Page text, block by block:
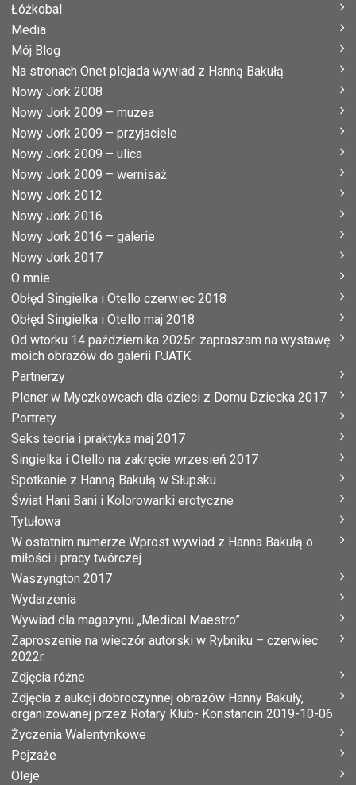
Łóżkobal
Media
Mój Blog
Na stronach Onet plejada wywiad z Hanną Bakułą
Nowy Jork 2008
Nowy Jork 2009 – muzea
Nowy Jork 2009 – przyjaciele
Nowy Jork 2009 – ulica
Nowy Jork 2009 – wernisaż
Nowy Jork 2012
Nowy Jork 2016
Nowy Jork 2016 – galerie
Nowy Jork 2017
O mnie
Obłęd Singielka i Otello czerwiec 2018
Obłęd Singielka i Otello maj 2018
Od wtorku 14 października 2025r. zapraszam na wystawę
moich obrazów do galerii PJATK
Partnerzy
Plener w Myczkowcach dla dzieci z Domu Dziecka 2017
Portrety
Seks teoria i praktyka maj 2017
Singielka i Otello na zakręcie wrzesień 2017
Spotkanie z Hanną Bakułą w Słupsku
Świat Hani Bani i Kolorowanki erotyczne
Tytułowa
W ostatnim numerze Wprost wywiad z Hanna Bakułą o
miłości i pracy twórczej
Waszyngton 2017
Wydarzenia
Wywiad dla magazynu „Medical Maestro”
Zaproszenie na wieczór autorski w Rybniku – czerwiec
2022r.
Zdjęcia różne
Zdjęcia z aukcji dobroczynnej obrazów Hanny Bakuły,
organizowanej przez Rotary Klub- Konstancin 2019-10-06
Życzenia Walentynkowe
Pejzaże
Oleje